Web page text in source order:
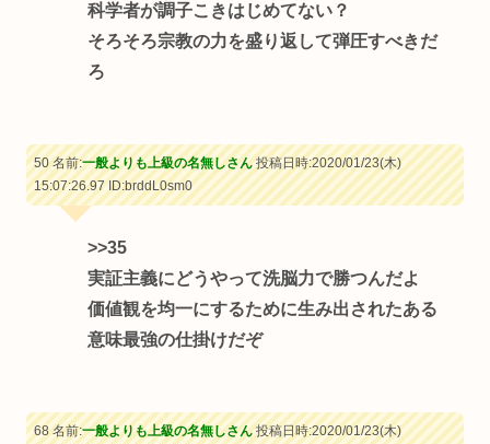
科学者が調子こきはじめてない？
そろそろ宗教の力を盛り返して弾圧すべきだ
ろ
50 名前:一般よりも上級の名無しさん投稿日時:2020/01/23(木)
15:07:26.97ID:brddL0sm0
>>35
実証主義にどうやって洗脳力で勝つんだよ
価値観を均一にするために生み出されたある
意味最強の仕掛けだぞ
68 名前:一般よりも上級の名無しさん投稿日時:2020/01/23(木)